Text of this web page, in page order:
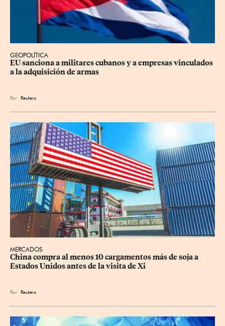
GEOPOLÍTICA
EU sanciona a militares cubanos y a empresas vinculados
a la adquisición de armas
Por Reuters
MERCADOS
China compra al menos 10 cargamentos más de soja a
Estados Unidos antes de la visita de Xi
Por Reuters